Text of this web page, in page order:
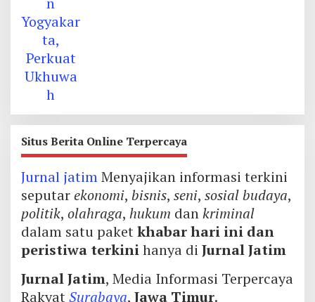
Situs Berita Online Terpercaya
Jurnal jatimMenyajikan informasi terkini
seputarekonomi, bisnis, seni, sosial budaya,
politik, olahraga, hukum dankriminal
dalam satu paketkhabar hari ini dan
peristiwa terkinihanya di Jurnal Jatim
Jurnal Jatim, Media Informasi Terpercaya
RakyatSurabaya, Jawa Timur.